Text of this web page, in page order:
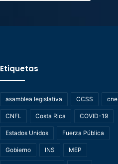
Etiquetas
asamblea legislativa CCSS cne
CNFL Costa Rica COVID-19
Estados Unidos Fuerza Pública
Gobierno INS MEP